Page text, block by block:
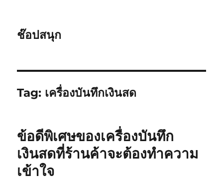
ช๊อปสนุก
Tag: เครื่องบันทึกเงินสด
ข้อดีพิเศษของเครื่องบันทึก
เงินสดที่ร้านค้าจะต้องทำความ
เข้าใจ